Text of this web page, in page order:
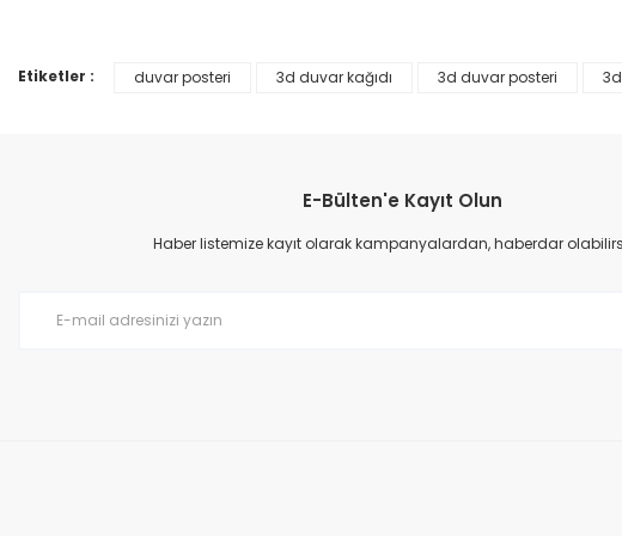
Ürün bilgilerinde hatalar bulunuyor.
Etiketler : duvar posteri 3d duvar kağıdı 3d duvar posteri
E-Bülten'e Kayıt Olun
Haber listemize kayıt olarak kampanyalardan, haberdar